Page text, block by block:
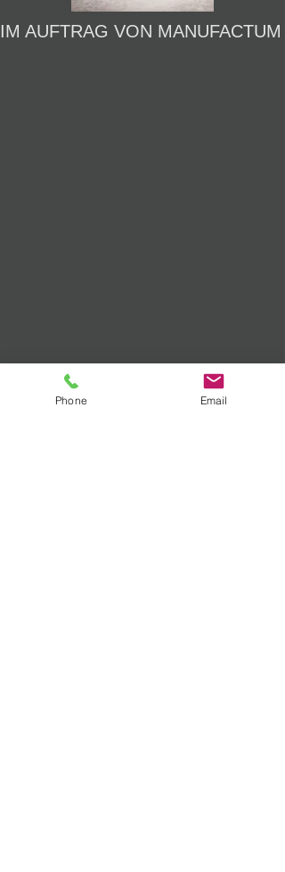
IM AUFTRAG VON
Phone Email